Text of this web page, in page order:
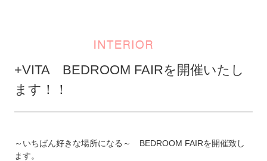
+VITA BEDROOM FAIRを開催いたし
ます！！
～いちばん好きな場所になる～ BEDROOM FAIRを開催致し
ます。